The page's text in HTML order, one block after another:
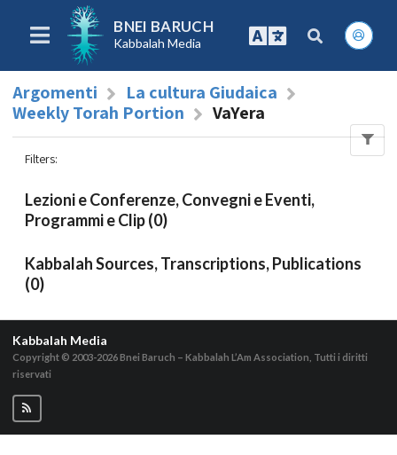
BNEI BARUCH
Kabbalah Media
Argomenti
La cultura Giudaica
Weekly Torah Portion
VaYera
Filters:
Lezioni e Conferenze, Convegni e Eventi,
Programmi e Clip (0)
Kabbalah Sources, Transcriptions, Publications
(0)
Kabbalah Media
Copyright © 2003-2026Bnei Baruch – Kabbalah L’Am Association, Tutti i diritti
riservati